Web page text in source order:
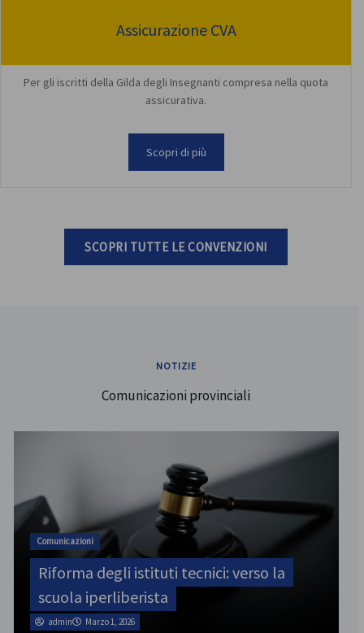
Assicurazione CVA
Per gli iscritti della Gilda degli Insegnanti compresa nella quota
assicurativa.
Scopri di più
SCOPRI TUTTE LE CONVENZIONI
NOTIZIE
Comunicazioni provinciali
ATA
SINATAS Venezia, assemblea provinciale
il 31 luglio
admin Marzo 1, 2026